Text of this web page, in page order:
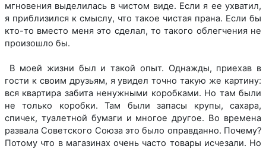
мгновения выделилась в чистом виде. Если я ее ухватил,
я приблизился к смыслу, что такое чистая прана. Если бы
кто-то вместо меня это сделал, то такого облегчения не
произошло бы.
В моей жизни был и такой опыт. Однажды, приехав в
гости к своим друзьям, я увидел точно такую же картину:
вся квартира забита ненужными коробками. Но там были
не только коробки. Там были запасы крупы, сахара,
спичек, туалетной бумаги и многое другое. Во времена
развала Советского Союза это было оправданно. Почему?
Потому что в магазинах очень часто товары исчезали. Но